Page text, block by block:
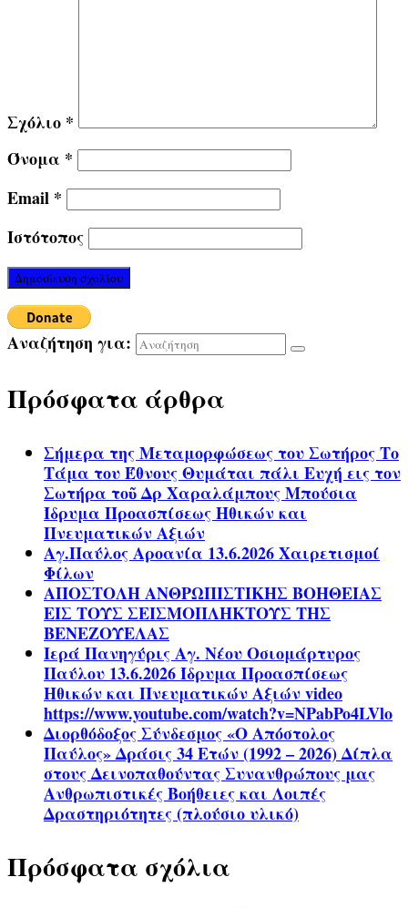
Σχόλιο *
Όνομα *
Email *
Ιστότοπος
Αναζήτηση για:
Πρόσφατα άρθρα
Σήμερα της Μεταμορφώσεως του Σωτήρος Το
Τάμα του Έθνους Θυμάται πάλι Ευχή εις τον
Σωτήρα τοῦ Δρ Χαραλάμπους Μπούσια
Ίδρυμα Προασπίσεως Ηθικών και
Πνευματικών Αξιών
Αγ.Παύλος Αροανία 13.6.2026 Χαιρετισμοί
Φίλων
ΑΠΟΣΤΟΛΗ ΑΝΘΡΩΠΙΣΤΙΚΗΣ ΒΟΗΘΕΙΑΣ
ΕΙΣ ΤΟΥΣ ΣΕΙΣΜΟΠΛΗΚΤΟΥΣ ΤΗΣ
ΒΕΝΕΖΟΥΕΛΑΣ
Ιερά Πανηγύρις Αγ. Νέου Οσιομάρτυρος
Παύλου 13.6.2026 Ίδρυμα Προασπίσεως
Ηθικών και Πνευματικών Αξιών video
https://www.youtube.com/watch?v=NPabPo4LVlo
Διορθόδοξος Σύνδεσμος «Ο Απόστολος
Παύλος» Δράσις 34 Ετών (1992 – 2026) Δίπλα
στους Δεινοπαθούντας Συνανθρώπους μας
Ανθρωπιστικές Βοήθειες και Λοιπές
Δραστηριότητες (πλούσιο υλικό)
Πρόσφατα σχόλια